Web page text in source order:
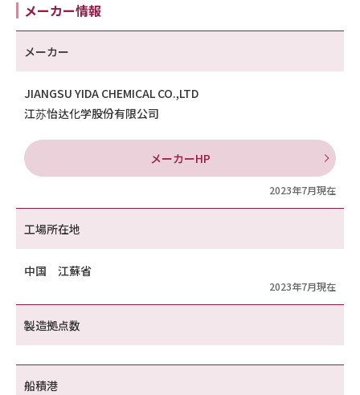
メーカー情報
メーカー
JIANGSU YIDA CHEMICAL CO.,LTD
江苏怡达化学股份有限公司
メーカーHP
2023年7月現在
工場所在地
中国 江蘇省
2023年7月現在
製造拠点数
船積港